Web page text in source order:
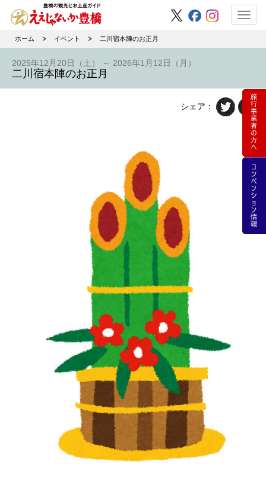
ホーム イベント 二川宿本陣のお正月
2025年12月20日（土） ～ 2026年1月12日（月）
二川宿本陣のお正月
シェア：